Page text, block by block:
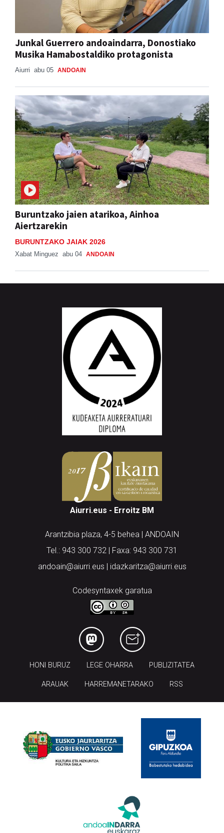
Junkal Guerrero andoaindarra, Donostiako
Musika Hamabostaldiko protagonista
Aiurri abu 05 ANDOAIN
Buruntzako jaien atarikoa, Ainhoa
Aiertzarekin
BURUNTZAKO JAIAK 2026
Xabat Minguez abu 04 ANDOAIN
Aiurri.eus - Erroitz BM
Arantzibia plaza, 4-5 behea | ANDOAIN
Tel.: 943 300 732 | Faxa: 943 300 731
andoain@aiurri.eus | idazkaritza@aiurri.eus
Codesyntaxek garatua
HONI BURUZ LEGE OHARRA PUBLIZITATEA
ARAUAK HARREMANETARAKO RSS